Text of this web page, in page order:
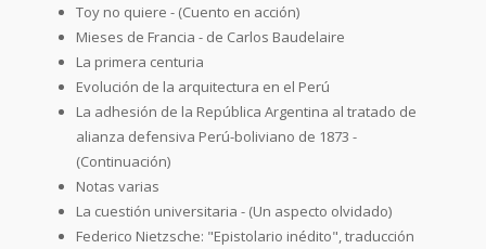
Toy no quiere - (Cuento en acción)
Mieses de Francia - de Carlos Baudelaire
La primera centuria
Evolución de la arquitectura en el Perú
La adhesión de la República Argentina al tratado de
alianza defensiva Perú-boliviano de 1873 -
(Continuación)
Notas varias
La cuestión universitaria - (Un aspecto olvidado)
Federico Nietzsche: "Epistolario inédito", traducción